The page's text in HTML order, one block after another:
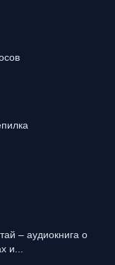
– аудиокнига о
и...